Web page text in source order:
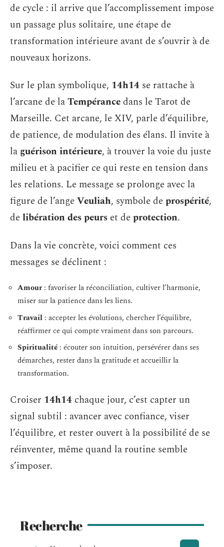
de cycle : il arrive que l’accomplissement impose
un passage plus solitaire, une étape de
transformation intérieure avant de s’ouvrir à de
nouveaux horizons.
Sur le plan symbolique, 14h14 se rattache à
l’arcane de laTempérancedans le Tarot de
Marseille. Cet arcane, le XIV, parle d’équilibre,
de patience, de modulation des élans. Il invite à
la guérison intérieure, à trouver la voie du juste
milieu et à pacifier ce qui reste en tension dans
les relations. Le message se prolonge avec la
figure de l’angeVeuliah, symbole deprospérité,
delibération des peurs et deprotection.
Dans la vie concrète, voici comment ces
messages se déclinent :
Amour: favoriser la réconciliation, cultiver l’harmonie,
miser sur la patience dans les liens.
Travail : accepter les évolutions, chercher l’équilibre,
réaffirmer ce qui compte vraiment dans son parcours.
Spiritualité : écouter son intuition, persévérer dans ses
démarches, rester dans la gratitude et accueillir la
transformation.
Croiser 14h14 chaque jour, c’est capter un
signal subtil : avancer avec confiance, viser
l’équilibre, et rester ouvert à la possibilité de se
réinventer, même quand la routine semble
s’imposer.
Recherche